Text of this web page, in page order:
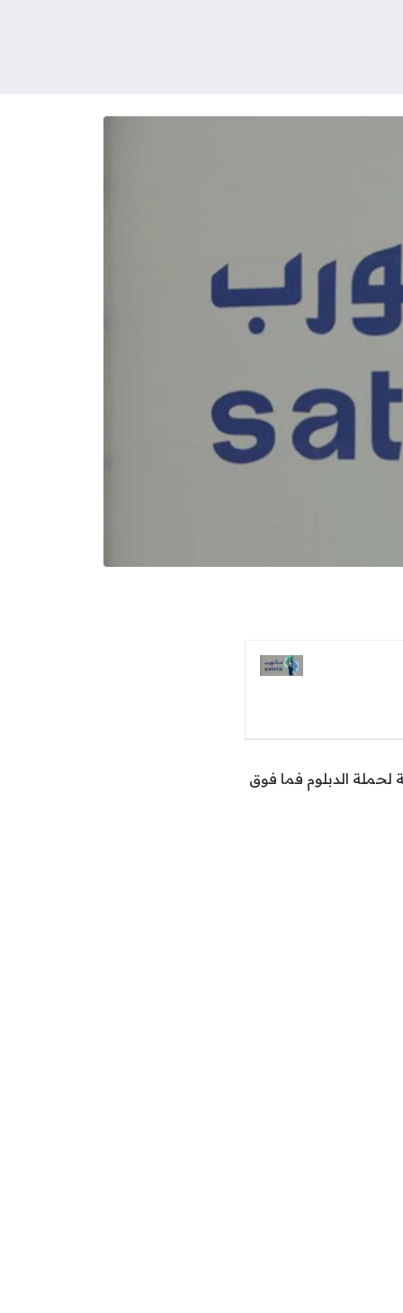
للتكرير والبتروكيماويات (ساتورب) عن رغبتها في شغل 37 وظيفة لحملة الدبلوم فما فوق